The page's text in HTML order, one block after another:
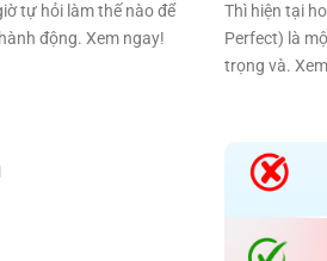
tự hỏi làm thế nào để
động. Xem ngay!
Thì hiện tại
Perfect) là
trọng và.